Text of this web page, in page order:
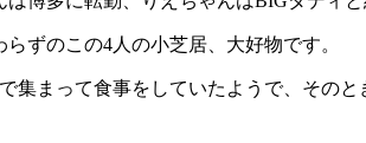
ずのこの4人の小芝居、大好物です。
集まって食事をしていたようで、その